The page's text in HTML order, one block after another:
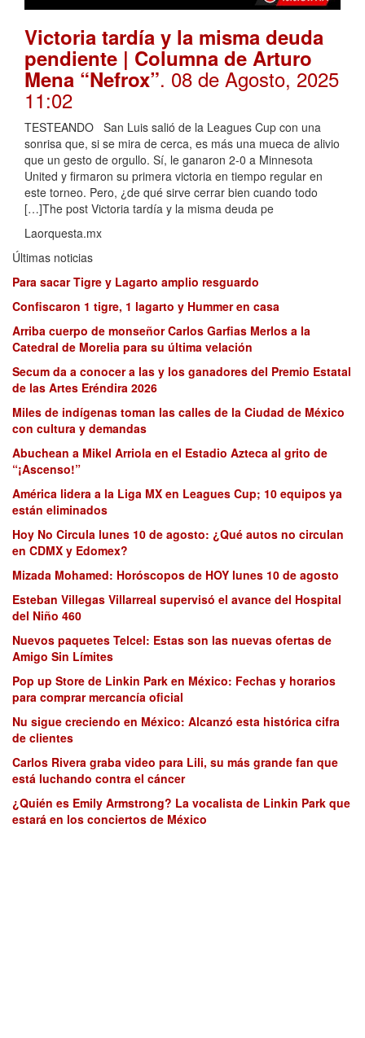
Victoria tardía y la misma deuda
pendiente | Columna de Arturo
Mena “Nefrox”. 08 de Agosto, 2025
11:02
TESTEANDO San Luis salió de la Leagues Cup con una
sonrisa que, si se mira de cerca, es más una mueca de alivio
que un gesto de orgullo. Sí, le ganaron 2-0 a Minnesota
United y firmaron su primera victoria en tiempo regular en
este torneo. Pero, ¿de qué sirve cerrar bien cuando todo
[…]The post Victoria tardía y la misma deuda pe
Laorquesta.mx
Últimas noticias
Para sacar Tigre y Lagarto amplio resguardo
Confiscaron 1 tigre, 1 lagarto y Hummer en casa
Arriba cuerpo de monseñor Carlos Garfias Merlos a la
Catedral de Morelia para su última velación
Secum da a conocer a las y los ganadores del Premio Estatal
de las Artes Eréndira 2026
Miles de indígenas toman las calles de la Ciudad de México
con cultura y demandas
Abuchean a Mikel Arriola en el Estadio Azteca al grito de
“¡Ascenso!”
América lidera a la Liga MX en Leagues Cup; 10 equipos ya
están eliminados
Hoy No Circula lunes 10 de agosto: ¿Qué autos no circulan
en CDMX y Edomex?
Mizada Mohamed: Horóscopos de HOY lunes 10 de agosto
Esteban Villegas Villarreal supervisó el avance del Hospital
del Niño 460
Nuevos paquetes Telcel: Estas son las nuevas ofertas de
Amigo Sin Límites
Pop up Store de Linkin Park en México: Fechas y horarios
para comprar mercancía oficial
Nu sigue creciendo en México: Alcanzó esta histórica cifra
de clientes
Carlos Rivera graba video para Lili, su más grande fan que
está luchando contra el cáncer
¿Quién es Emily Armstrong? La vocalista de Linkin Park que
estará en los conciertos de México